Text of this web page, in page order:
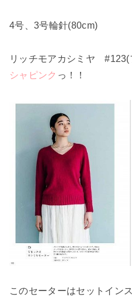
4号、3号輪針(80cm)
リッチモアカシミヤ
シャピンク っ！！
このセーターはセットイン